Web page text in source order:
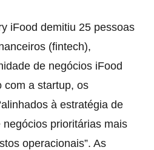
iFood demitiu 25 pessoas
(fintech),
de negócios iFood
com a startup, os
à estratégia de
prioritárias mais
operacionais”. As